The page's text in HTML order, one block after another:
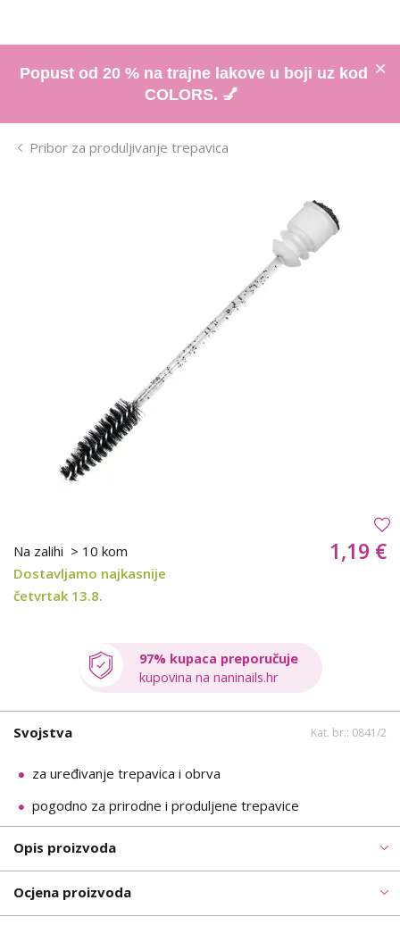
Popust od 20 % na trajne lakove u boji uz kod
COLORS. 💅
Pribor za produljivanje trepavica
Na zalihi > 10 kom
Dostavljamo najkasnije
četvrtak 13.8.
1,19 €
97% kupaca preporučuje
kupovina na naninails.hr
Svojstva Kat. br.: 0841/2
za uređivanje trepavica i obrva
pogodno za prirodne i produljene trepavice
Opis proizvoda
Ocjena proizvoda